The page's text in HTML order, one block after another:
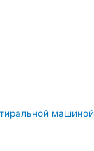
машиной